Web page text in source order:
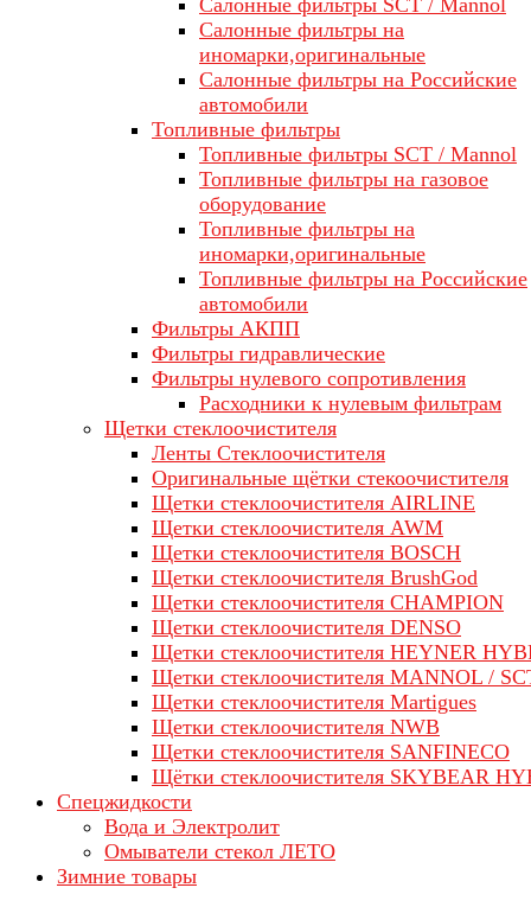
Салонные фильтры SCT / Mannol
Салонные фильтры на
иномарки,оригинальные
Салонные фильтры на Российские
автомобили
Топливные фильтры
Топливные фильтры SCT / Mannol
Топливные фильтры на газовое
оборудование
Топливные фильтры на
иномарки,оригинальные
Топливные фильтры на Российские
автомобили
Фильтры АКПП
Фильтры гидравлические
Фильтры нулевого сопротивления
Расходники к нулевым фильтрам
Щетки стеклоочистителя
Ленты Стеклоочистителя
Оригинальные щётки стекоочистителя
Щетки стеклоочистителя AIRLINE
Щетки стеклоочистителя AWM
Щетки стеклоочистителя BOSCH
Щетки стеклоочистителя BrushGod
Щетки стеклоочистителя CHAMPION
Щетки стеклоочистителя DENSO
Щетки стеклоочистителя HEYNER
Щетки стеклоочистителя MANNOL /
Щетки стеклоочистителя Martigues
Щетки стеклоочистителя NWB
Щетки стеклоочистителя SANFINECO
Щётки стеклоочистителя SKYBEAR
Спецжидкости
Вода и Электролит
Омыватели стекол ЛЕТО
Зимние товары